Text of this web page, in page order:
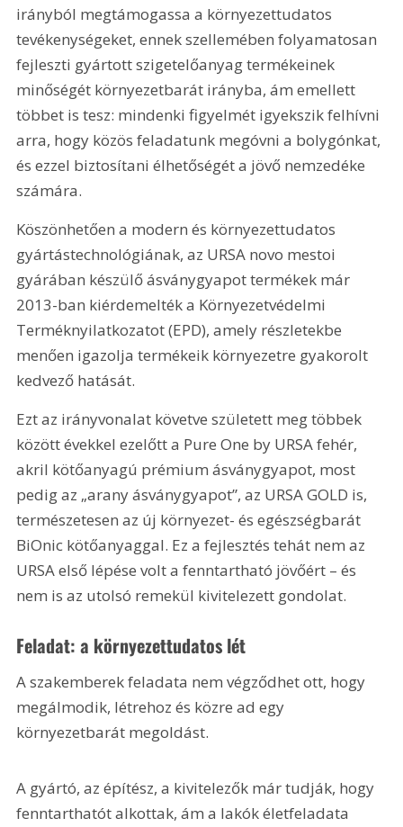
irányból megtámogassa a környezettudatos
tevékenységeket, ennek szellemében folyamatosan
fejleszti gyártott szigetelőanyag termékeinek
minőségét környezetbarát irányba, ám emellett
többet is tesz: mindenki figyelmét igyekszik felhívni
arra, hogy közös feladatunk megóvni a bolygónkat,
és ezzel biztosítani élhetőségét a jövő nemzedéke
számára.
Köszönhetően a modern és környezettudatos
gyártástechnológiának, az URSA novo mestoi
gyárában készülő ásványgyapot termékek már
2013-ban kiérdemelték a Környezetvédelmi
Terméknyilatkozatot (EPD), amely részletekbe
menően igazolja termékeik környezetre gyakorolt
kedvező hatását.
Ezt az irányvonalat követve született meg többek
között évekkel ezelőtt a Pure One by URSA fehér,
akril kötőanyagú prémium ásványgyapot, most
pedig az „arany ásványgyapot”, az URSA GOLD is,
természetesen az új környezet- és egészségbarát
BiOnic kötőanyaggal. Ez a fejlesztés tehát nem az
URSA első lépése volt a fenntartható jövőért – és
nem is az utolsó remekül kivitelezett gondolat.
Feladat: a környezettudatos lét
A szakemberek feladata nem végződhet ott, hogy
megálmodik, létrehoz és közre ad egy
környezetbarát megoldást.
A gyártó, az építész, a kivitelezők már tudják, hogy
fenntarthatót alkottak, ám a lakók életfeladata